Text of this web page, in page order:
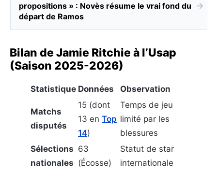
propositions » : Novès résume le vrai fond du
départ de Ramos
→
Bilan de Jamie Ritchie à l’Usap
(Saison 2025-2026)
Statistique Données Observation
Matchs
disputés
15 (dont
13 en Top
14)
Temps de jeu
limité par les
blessures
Sélections
nationales
63
(Écosse)
Statut de star
internationale